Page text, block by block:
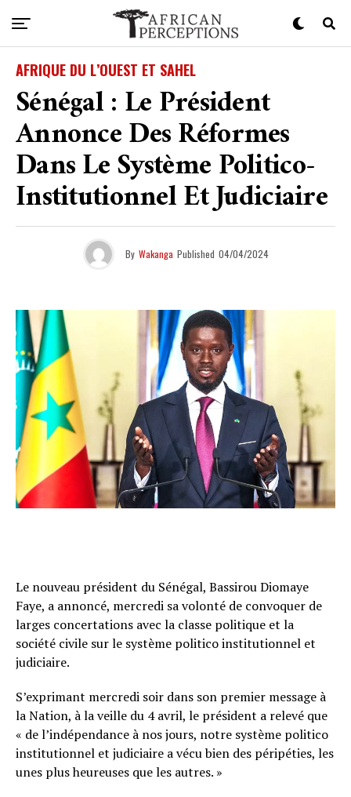
AFRIQUE DU L’OUEST ET SAHEL
Sénégal : Le Président
Annonce Des Réformes
Dans Le Système Politico-
Institutionnel Et Judiciaire
By Wakanga Published 04/04/2024
Le nouveau président du Sénégal, Bassirou Diomaye
Faye, a annoncé, mercredi sa volonté de convoquer de
larges concertations avec la classe politique et la
société civile sur le système politico institutionnel et
judiciaire.
S’exprimant mercredi soir dans son premier message à
la Nation, à la veille du 4 avril, le président a relevé que
« de l’indépendance à nos jours, notre système politico
institutionnel et judiciaire a vécu bien des péripéties, les
unes plus heureuses que les autres. »